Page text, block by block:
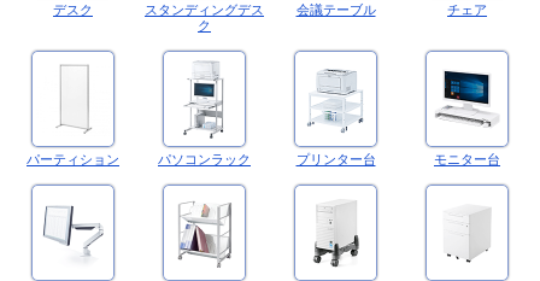
デスク
スタンディングデス
ク
会議テーブル チェア
パーティション パソコンラック プリンター台 モニター台